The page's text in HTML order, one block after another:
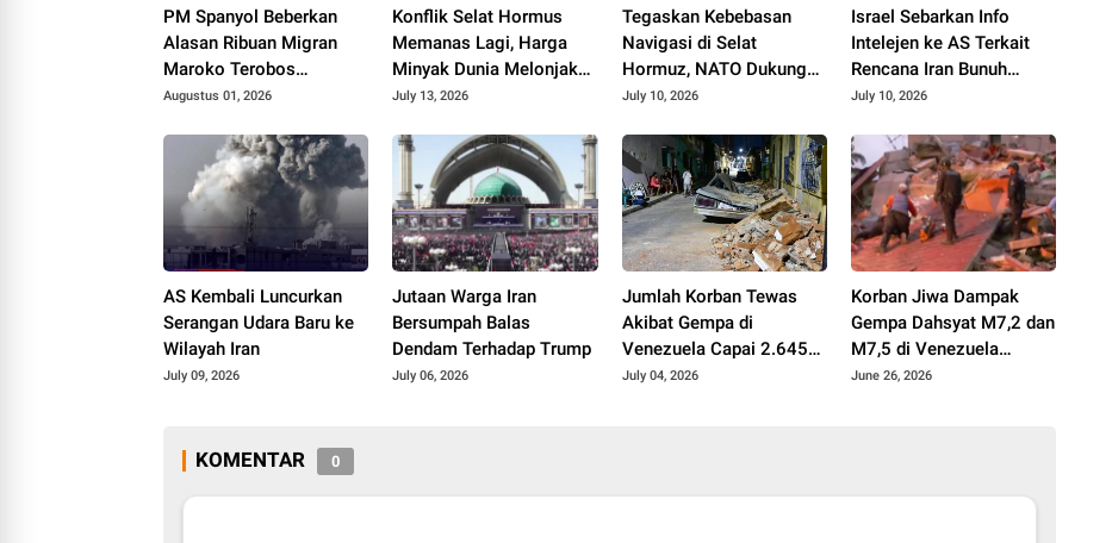
PM Spanyol Beberkan
Alasan Ribuan Migran
Maroko Terobos
Perbatasan
Augustus 01, 2026
Konflik Selat Hormus
Memanas Lagi, Harga
Minyak Dunia Melonjak
Lebih dari Tiga Persen
July 13, 2026
Tegaskan Kebebasan
Navigasi di Selat
Hormuz, NATO Dukung
Serangan Terbaru AS ke
July 10, 2026
Israel Sebarkan Info
Intelejen ke AS Terkait
Rencana Iran Bunuh
Trump
July 10, 2026
AS Kembali Luncurkan
Serangan Udara Baru ke
Wilayah Iran
July 09, 2026
Jutaan Warga Iran
Bersumpah Balas
Dendam Terhadap Trump
July 06, 2026
Jumlah Korban Tewas
Akibat Gempa di
Venezuela Capai 2.645
Jiwa
July 04, 2026
Korban Jiwa Dampak
Gempa Dahsyat M7,2 dan
M7,5 di Venezuela
Diperkirakan Ribuan
June 26, 2026
KOMENTAR 0